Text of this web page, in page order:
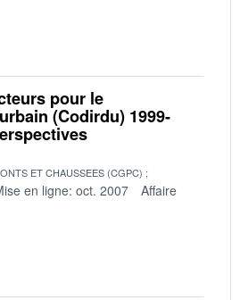
pour le
(Codirdu) 1999-
ET CHAUSSEES (CGPC)
en ligne: oct. 2007
Affaire